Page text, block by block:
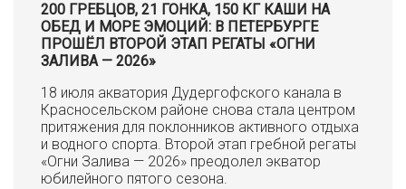
200 ГРЕБЦОВ, 21 ГОНКА, 150 КГ КАШИ НА
ОБЕД И МОРЕ ЭМОЦИЙ: В ПЕТЕРБУРГЕ
ПРОШЁЛ ВТОРОЙ ЭТАП РЕГАТЫ «ОГНИ
ЗАЛИВА — 2026»
18 июля акватория Дудергофского канала в
Красносельском районе снова стала центром
притяжения для поклонников активного отдыха
и водного спорта. Второй этап гребной регаты
«Огни Залива — 2026» преодолел экватор
юбилейного пятого сезона.